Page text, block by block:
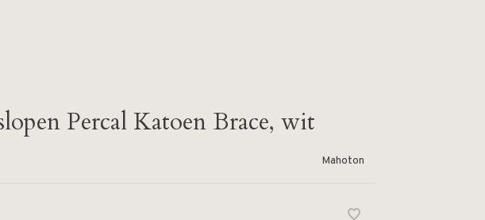
Percal Katoen Brace, wit
Mahoton